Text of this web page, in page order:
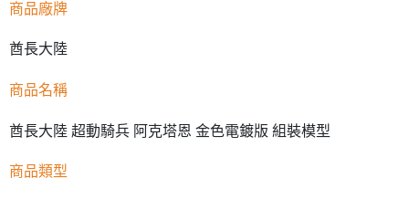
商品廠牌
酋長大陸
商品名稱
酋長大陸 超動騎兵 阿克塔恩 金色電鍍版 組裝模型
商品類型